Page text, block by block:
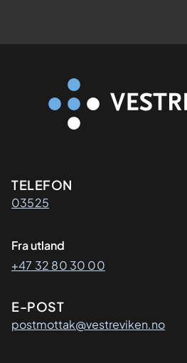
Kontaktinformasjon
TELEFON
03525
Fra utland
+47 32 80 30 00
E-POST
postmottak@vestreviken.no